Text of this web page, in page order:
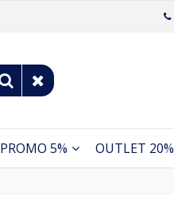
PROMO 5% OUTLET 20%